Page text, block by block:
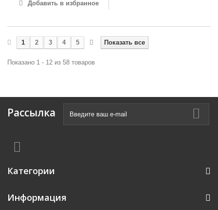
Добавить в избранное
Показать все
1 2 3 4 5
Показано 1 - 12 из 58 товаров
Рассылка
Категории
Информация